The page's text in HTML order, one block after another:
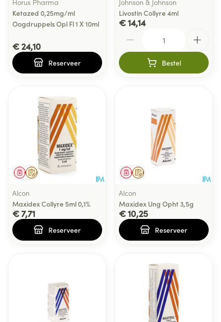
Horus Pharma
Ketazed 0,25mg/ml
Oogdruppels Opl Fl 1 X 10ml
€ 24,10
Reserveer
Johnson & Johnson
Livostin Collyre 4ml
€ 14,14
Bestel
Op voorschrift
Geneesmiddel
Alcon
Maxidex Collyre 5ml 0,1%
€ 7,71
Reserveer
Op voorschrift
Geneesmiddel
Alcon
Maxidex Ung Opht 3,5g
€ 10,25
Reserveer